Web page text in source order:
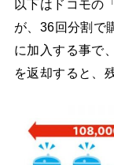
以下はドコモの
が、36回分割で
に加入する事で
を返却すると、